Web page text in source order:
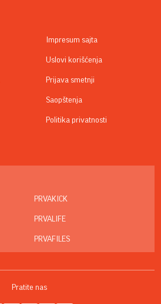
Impresum sajta
Uslovi korišćenja
Prijava smetnji
Saopštenja
Politika privatnosti
PRVAKICK
PRVALIFE
PRVAFILES
Pratite nas